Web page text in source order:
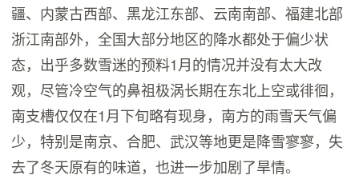
疆、内蒙古西部、黑龙江东部、云南南部、福建北部
浙江南部外，全国大部分地区的降水都处于偏少状
态，出乎多数雪迷的预料1月的情况并没有太大改
观，尽管冷空气的鼻祖极涡长期在东北上空或徘徊，
南支槽仅仅在1月下旬略有现身，南方的雨雪天气偏
少，特别是南京、合肥、武汉等地更是降雪寥寥，失
去了冬天原有的味道，也进一步加剧了旱情。